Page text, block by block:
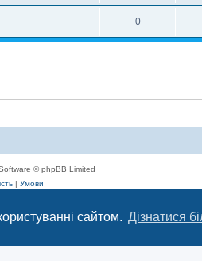
сайтом. Дізнатися
0
© phpBB Limited
| Умови